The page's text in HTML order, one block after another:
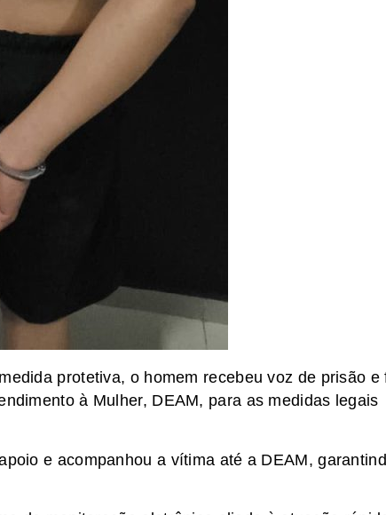
protetiva, o homem recebeu voz de prisão e
à Mulher, DEAM, para as medidas legais
e acompanhou a vítima até a DEAM,